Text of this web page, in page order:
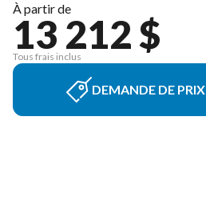
À partir de
13 212 $
Tous frais inclus
DEMANDE DE PRIX